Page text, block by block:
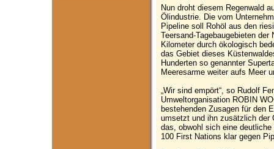
Nun droht diesem Regenwald
Ölindustrie. Die vom
Pipeline soll Rohöl aus den
Teersand-Tagebaugebieten
Kilometer durch ökologisch
das Gebiet dieses
Hunderten so genannter
Meeresarme weiter aufs Meer
„Wir sind empört“, so Rudolf
Umweltorganisation ROBIN
bestehenden Zusagen für den
umsetzt und ihn zusätzlich der
das, obwohl sich eine
100 First Nations klar gegen